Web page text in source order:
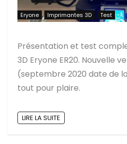
Eryone Imprimantes 3D Test
Présentation et test
3D Eryone ER20. Nouvelle
(septembre 2020 date de
tout pour plaire.
LIRE LA SUITE